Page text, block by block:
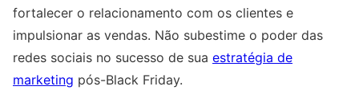
fortalecer o relacionamento com os clientes e
impulsionar as vendas. Não subestime o poder das
redes sociais no sucesso de sua estratégia de
marketing pós-Black Friday.